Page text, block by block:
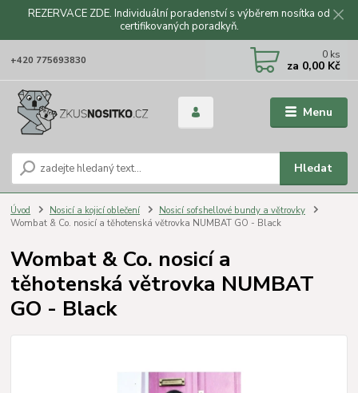
REZERVACE ZDE. Individuální poradenství s výběrem nosítka od
certifikovaných poradkyň.
Menu
Hledat
+420 775693830 0 ks
za 0,00 Kč
Úvod Nosicí a kojicí oblečení
Nosicí sofshellové bundy a větrovky
Wombat & Co. nosicí a těhotenská větrovka NUMBAT GO - Black
Wombat & Co. nosicí a
těhotenská větrovka NUMBAT
GO - Black